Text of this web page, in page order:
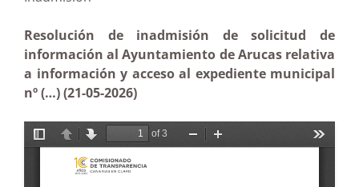
Resolución de inadmisión de solicitud de
información al Ayuntamiento de Arucas relativa
a información y acceso al expediente municipal
nº (…) (21-05-2026)